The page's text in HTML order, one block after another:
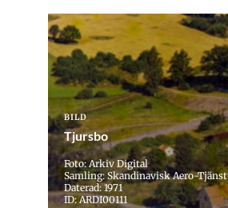
BILD
Tjursbo
Foto: Arkiv Digital
Samling: Skandinavisk Aero-Tjänst
Daterad: 1971
ID: ARDI00111